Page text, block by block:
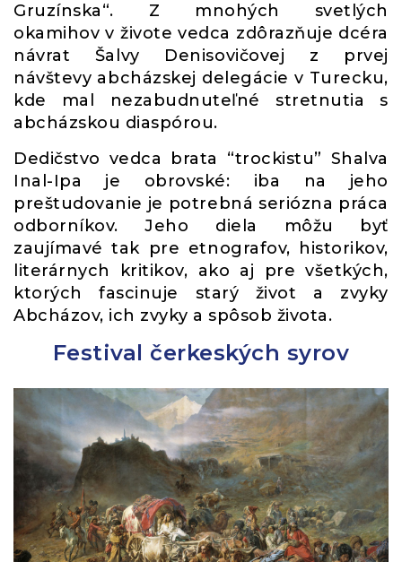
Gruzínska“. Z mnohých svetlých
okamihov v živote vedca zdôrazňuje dcéra
návrat Šalvy Denisovičovej z prvej
návštevy abcházskej delegácie v Turecku,
kde mal nezabudnuteľné stretnutia s
abcházskou diaspórou.
Dedičstvo vedca brata “trockistu” Shalva
Inal-Ipa je obrovské: iba na jeho
preštudovanie je potrebná seriózna práca
odborníkov. Jeho diela môžu byť
zaujímavé tak pre etnografov, historikov,
literárnych kritikov, ako aj pre všetkých,
ktorých fascinuje starý život a zvyky
Abcházov, ich zvyky a spôsob života.
Festival čerkeských syrov